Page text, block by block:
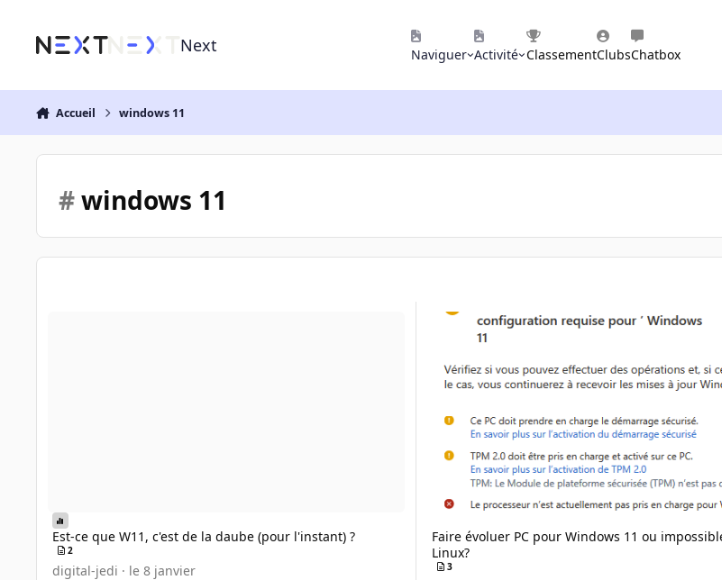
Next Naviguer Activité ClassementClubsChatbox
Accueil windows 11
#windows 11
Est-ce que W11, c'est de la daube (pour l'instant) ?
2
digital-jedi · le 8 janvier
Faire évoluer PC pour Windows 11 ou impossible
Faire évoluer PC pour Windows 11 ou
Linux?
3